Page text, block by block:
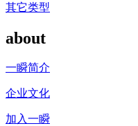
其它类型
about
一瞬简介
企业文化
加入一瞬